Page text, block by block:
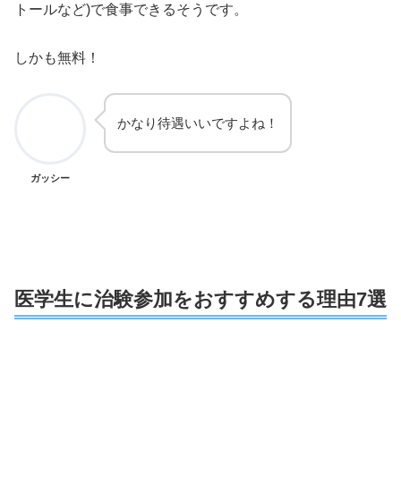
トールなど)で食事できるそうです。
しかも無料！
ガッシー
かなり待遇いいですよね！
医学生に治験参加をおすすめする理由7選